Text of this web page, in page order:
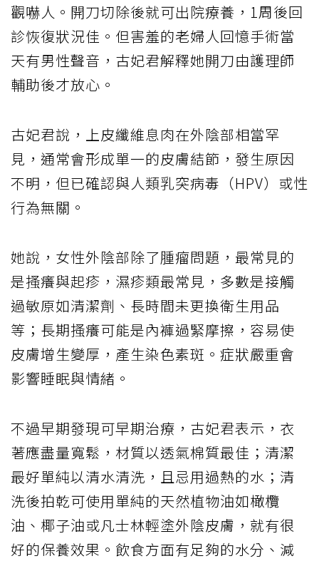
觀嚇人。開刀切除後就可出院療養，1周後回
診恢復狀況佳。但害羞的老婦人回憶手術當
天有男性聲音，古妃君解釋她開刀由護理師
輔助後才放心。
古妃君說，上皮纖維息肉在外陰部相當罕
見，通常會形成單一的皮膚結節，發生原因
不明，但已確認與人類乳突病毒（HPV）或性
行為無關。
她說，女性外陰部除了腫瘤問題，最常見的
是搔癢與起疹，濕疹類最常見，多數是接觸
過敏原如清潔劑、長時間未更換衛生用品
等；長期搔癢可能是內褲過緊摩擦，容易使
皮膚增生變厚，產生染色素斑。症狀嚴重會
影響睡眠與情緒。
不過早期發現可早期治療，古妃君表示，衣
著應盡量寬鬆，材質以透氣棉質最佳；清潔
最好單純以清水清洗，且忌用過熱的水；清
洗後拍乾可使用單純的天然植物油如橄欖
油、椰子油或凡士林輕塗外陰皮膚，就有很
好的保養效果。飲食方面有足夠的水分、減